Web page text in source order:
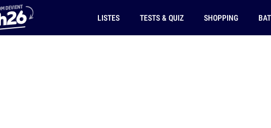
LISTES TESTS & QUIZ SHOPPING